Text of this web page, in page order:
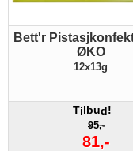
Bett'r
ØKO
12x13g
Tilbud!
95,-
81,-